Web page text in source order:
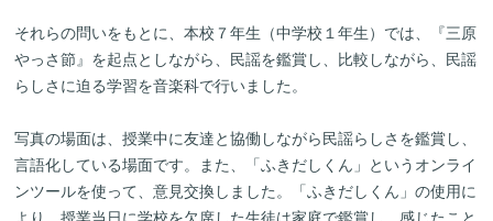
それらの問いをもとに、本校７年生（中学校１年生）では、『三原
やっさ節』を起点としながら、民謡を鑑賞し、比較しながら、民謡
らしさに迫る学習を音楽科で行いました。
写真の場面は、授業中に友達と協働しながら民謡らしさを鑑賞し、
言語化している場面です。また、「ふきだしくん」というオンライ
ンツールを使って、意見交換しました。「ふきだしくん」の使用に